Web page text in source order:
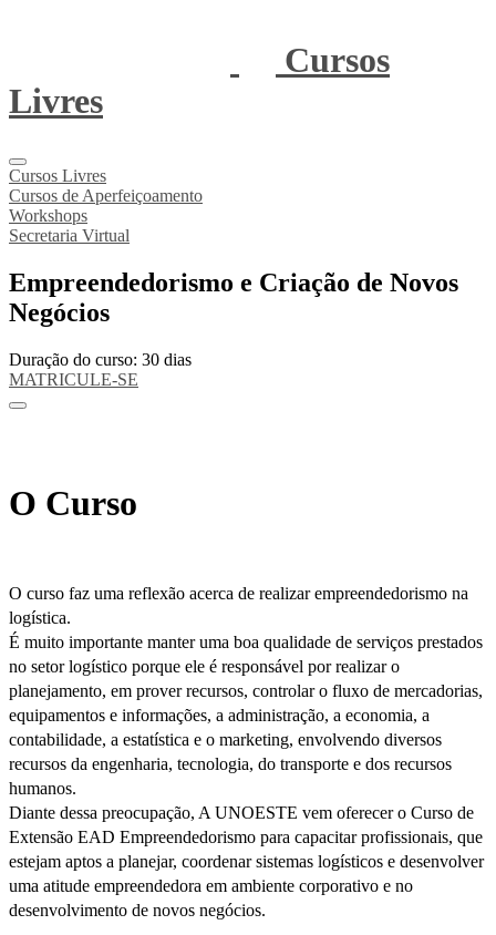
Cursos
Livres
Cursos Livres
Cursos de Aperfeiçoamento
Workshops
Secretaria Virtual
Empreendedorismo e Criação de Novos
Negócios
Duração do curso: 30 dias
MATRICULE-SE
O Curso
O curso faz uma reflexão acerca de realizar empreendedorismo na
logística.
É muito importante manter uma boa qualidade de serviços prestados
no setor logístico porque ele é responsável por realizar o
planejamento, em prover recursos, controlar o fluxo de mercadorias,
equipamentos e informações, a administração, a economia, a
contabilidade, a estatística e o marketing, envolvendo diversos
recursos da engenharia, tecnologia, do transporte e dos recursos
humanos.
Diante dessa preocupação, A UNOESTE vem oferecer o Curso de
Extensão EAD Empreendedorismo para capacitar profissionais, que
estejam aptos a planejar, coordenar sistemas logísticos e desenvolver
uma atitude empreendedora em ambiente corporativo e no
desenvolvimento de novos negócios.